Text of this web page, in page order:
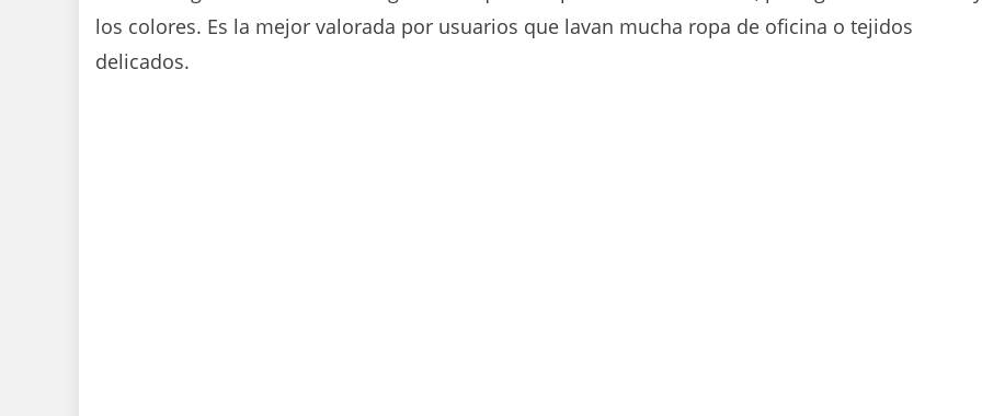
los colores. Es la mejor valorada por usuarios que lavan mucha ropa de oficina o tejidos
delicados.